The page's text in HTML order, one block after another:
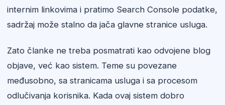
internim linkovima i pratimo Search Console podatke,
sadržaj može stalno da jača glavne stranice usluga.
Zato članke ne treba posmatrati kao odvojene blog
objave, već kao sistem. Teme su povezane
međusobno, sa stranicama usluga i sa procesom
odlučivanja korisnika. Kada ovaj sistem dobro